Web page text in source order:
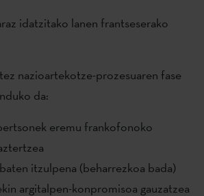
idatzitako lanen frantseserako
nazioartekotze-prozesuaren fase
da:
eremu frankofonoko
itzulpena (beharrezkoa bada)
argitalpen-konpromisoa gauzatzea